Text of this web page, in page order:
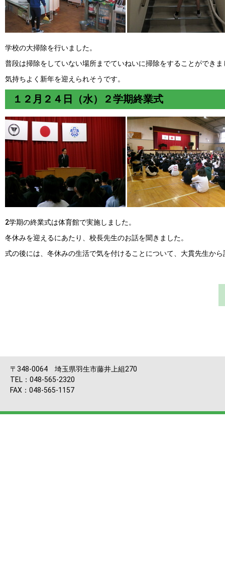
学校の大掃除を行いました。
普段は掃除をしていない場所までていねいに掃除をすることができま
気持ちよく新年を迎えられそうです。
１２月２４日（水）２学期終業式
2学期の終業式は体育館で実施しました。
冬休みを迎えるにあたり、校長先生のお話を聞きました。
式の後には、冬休みの生活で気を付けることについて、大貫先生か
〒348-0064 埼玉県羽生市藤井上組270
TEL：048-565-2320
FAX：048-565-1157